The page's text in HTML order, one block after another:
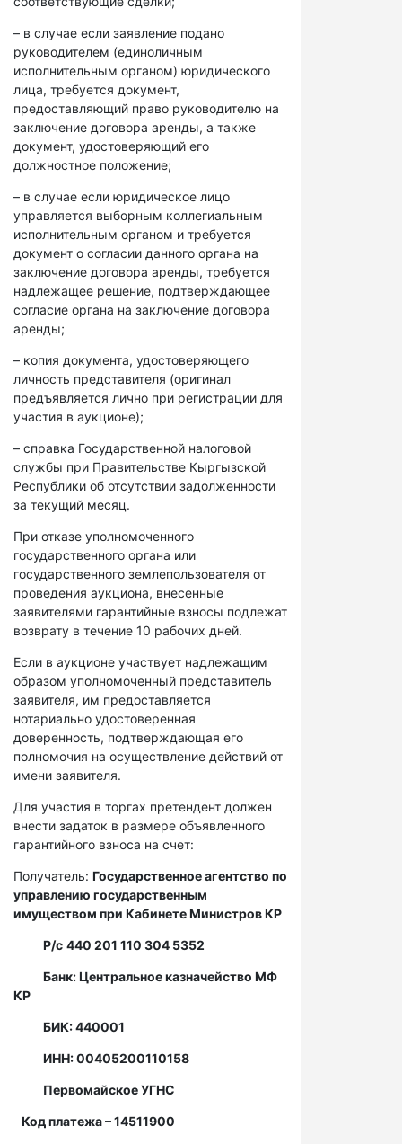
– в случае если заявление подано
руководителем (единоличным
исполнительным органом) юридического
лица, требуется документ,
предоставляющий право руководителю на
заключение договора аренды, а также
документ, удостоверяющий его
должностное положение;
– в случае если юридическое лицо
управляется выборным коллегиальным
исполнительным органом и требуется
документ о согласии данного органа на
заключение договора аренды, требуется
надлежащее решение, подтверждающее
согласие органа на заключение договора
аренды;
– копия документа, удостоверяющего
личность представителя (оригинал
предъявляется лично при регистрации для
участия в аукционе);
– справка Государственной налоговой
службы при Правительстве Кыргызской
Республики об отсутствии задолженности
за текущий месяц.
При отказе уполномоченного
государственного органа или
государственного землепользователя от
проведения аукциона, внесенные
заявителями гарантийные взносы подлежат
возврату в течение 10 рабочих дней.
Если в аукционе участвует надлежащим
образом уполномоченный представитель
заявителя, им предоставляется
нотариально удостоверенная
доверенность, подтверждающая его
полномочия на осуществление действий от
имени заявителя.
Для участия в торгах претендент должен
внести задаток в размере объявленного
гарантийного взноса на счет:
Получатель: Государственное агентство по
управлению государственным
имуществом при Кабинете Министров КР
Р/с 440 201 110 304 5352
Банк: Центральное казначейство МФ
КР
БИК: 440001
ИНН: 00405200110158
Первомайское УГНС
Код платежа – 14511900